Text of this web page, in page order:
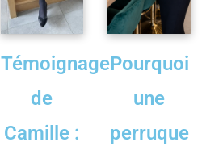
Témoignage
de
Camille :
Pourquoi
une
perruque